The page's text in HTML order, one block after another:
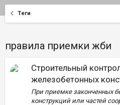
Теги
правила приемки жби
Строительный
железобетонных
При приемке законченных
конструкций или частей